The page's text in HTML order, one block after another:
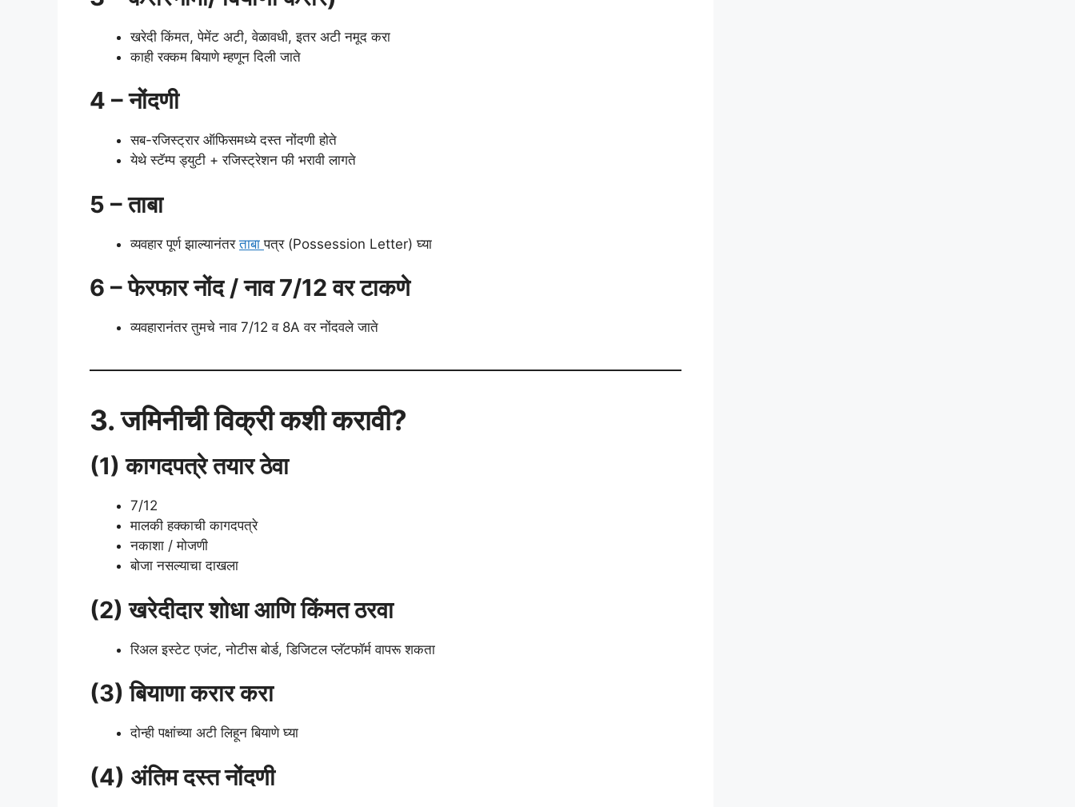
खरेदी किंमत, पेमेंट अटी, वेळावधी, इतर अटी नमूद करा
काही रक्कम बियाणे म्हणून दिली जाते
4 – नोंदणी
सब-रजिस्ट्रार ऑफिसमध्ये दस्त नोंदणी होते
येथे स्टॅम्प ड्युटी + रजिस्ट्रेशन फी भरावी लागते
5 – ताबा
व्यवहार पूर्ण झाल्यानंतरताबापत्र (Possession Letter) घ्या
6 – फेरफार नोंद / नाव 7/12 वर टाकणे
व्यवहारानंतर तुमचे नाव 7/12 व 8A वर नोंदवले जाते
3. जमिनीची विक्री कशी करावी?
(1) कागदपत्रे तयार ठेवा
7/12
मालकी हक्काची कागदपत्रे
नकाशा / मोजणी
बोजा नसल्याचा दाखला
(2) खरेदीदार शोधा आणि किंमत ठरवा
रिअल इस्टेट एजंट, नोटीस बोर्ड, डिजिटल प्लॅटफॉर्म वापरू शकता
(3) बियाणा करार करा
दोन्ही पक्षांच्या अटी लिहून बियाणे घ्या
(4) अंतिम दस्त नोंदणी